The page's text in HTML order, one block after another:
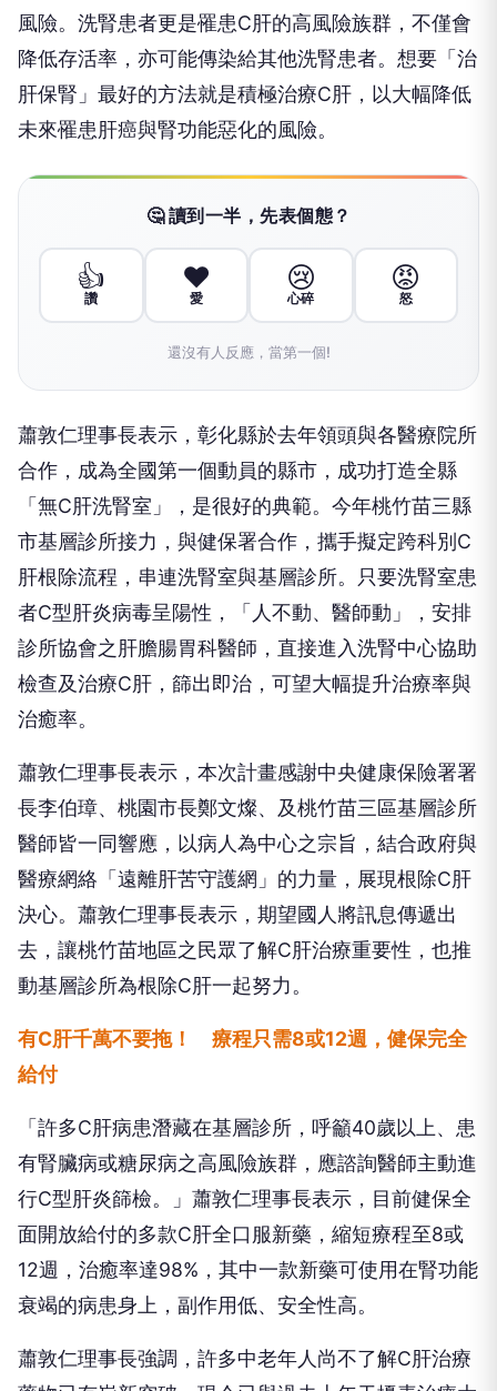
風險。洗腎患者更是罹患C肝的高風險族群，不僅會
降低存活率，亦可能傳染給其他洗腎患者。想要「治
肝保腎」最好的方法就是積極治療C肝，以大幅降低
未來罹患肝癌與腎功能惡化的風險。
🤔 讀到一半，先表個態？
👍
讚
❤️
愛
😢
心碎
😡
怒
還沒有人反應，當第一個!
蕭敦仁理事長表示，彰化縣於去年領頭與各醫療院所
合作，成為全國第一個動員的縣市，成功打造全縣
「無C肝洗腎室」，是很好的典範。今年桃竹苗三縣
市基層診所接力，與健保署合作，攜手擬定跨科別C
肝根除流程，串連洗腎室與基層診所。只要洗腎室患
者C型肝炎病毒呈陽性，「人不動、醫師動」，安排
診所協會之肝膽腸胃科醫師，直接進入洗腎中心協助
檢查及治療C肝，篩出即治，可望大幅提升治療率與
治癒率。
蕭敦仁理事長表示，本次計畫感謝中央健康保險署署
長李伯璋、桃園市長鄭文燦、及桃竹苗三區基層診所
醫師皆一同響應，以病人為中心之宗旨，結合政府與
醫療網絡「遠離肝苦守護網」的力量，展現根除C肝
決心。蕭敦仁理事長表示，期望國人將訊息傳遞出
去，讓桃竹苗地區之民眾了解C肝治療重要性，也推
動基層診所為根除C肝一起努力。
有C肝千萬不要拖！ 療程只需8或12週，健保完全
給付
「許多C肝病患潛藏在基層診所，呼籲40歲以上、患
有腎臟病或糖尿病之高風險族群，應諮詢醫師主動進
行C型肝炎篩檢。」蕭敦仁理事長表示，目前健保全
面開放給付的多款C肝全口服新藥，縮短療程至8或
12週，治癒率達98%，其中一款新藥可使用在腎功能
衰竭的病患身上，副作用低、安全性高。
蕭敦仁理事長強調，許多中老年人尚不了解C肝治療